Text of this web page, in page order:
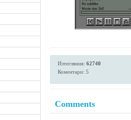
Изтегляния: 62740
Коментари: 5
Comments